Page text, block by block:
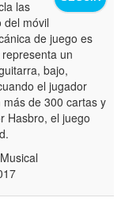
las
del móvil
de juego es
un
bajo,
el jugador
de 300 cartas y
Hasbro, el juego